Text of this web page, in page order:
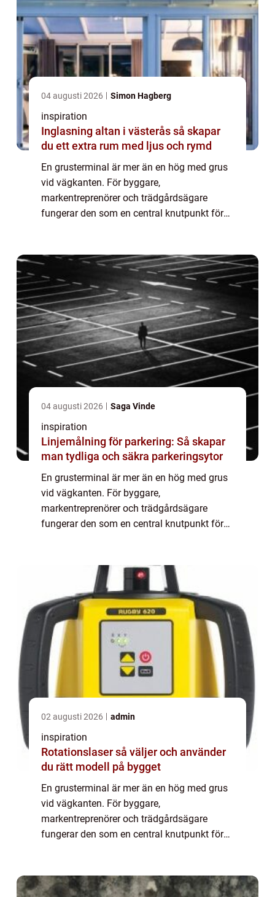
04 augusti 2026 Simon Hagberg
inspiration
Inglasning altan i västerås så skapar
du ett extra rum med ljus och rymd
En grusterminal är mer än en hög med grus
vid vägkanten. För byggare,
markentreprenörer och trädgårdsägare
fungerar den som en central knutpunkt för
bostäder och infra...
04 augusti 2026 Saga Vinde
inspiration
Linjemålning för parkering: Så skapar
man tydliga och säkra parkeringsytor
En grusterminal är mer än en hög med grus
vid vägkanten. För byggare,
markentreprenörer och trädgårdsägare
fungerar den som en central knutpunkt för
bostäder och infra...
02 augusti 2026 admin
inspiration
Rotationslaser så väljer och använder
du rätt modell på bygget
En grusterminal är mer än en hög med grus
vid vägkanten. För byggare,
markentreprenörer och trädgårdsägare
fungerar den som en central knutpunkt för
bostäder och infra...